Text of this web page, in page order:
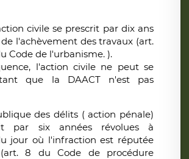
civile se prescrit par dix ans
l'achèvement des travaux (art.
Code de l'urbanisme. ).
l'action civile ne peut se
que la DAACT n'est pas
des délits ( action pénale)
par six années révolues à
jour où l'infraction est réputée
8 du Code de procédure